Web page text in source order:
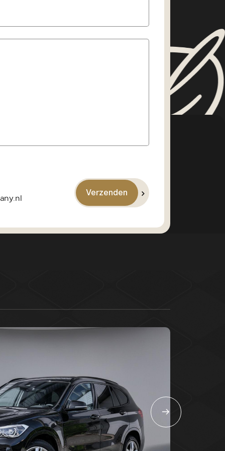
Daarnaast kun je kiezen uit
Zo biedt deze Opel
het nodig is.
onderhouden Grandland Ultimate
zijn.
deze uitvoering:
& parkeersensoren voor/achter
interieur metmemoryfunctie
én stoelkoeling voorin
bedienbare achterklep met
/ navigatiesysteem met
Verzenden